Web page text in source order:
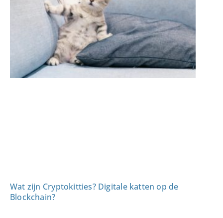
Wat zijn Cryptokitties? Digitale katten op de
Blockchain?